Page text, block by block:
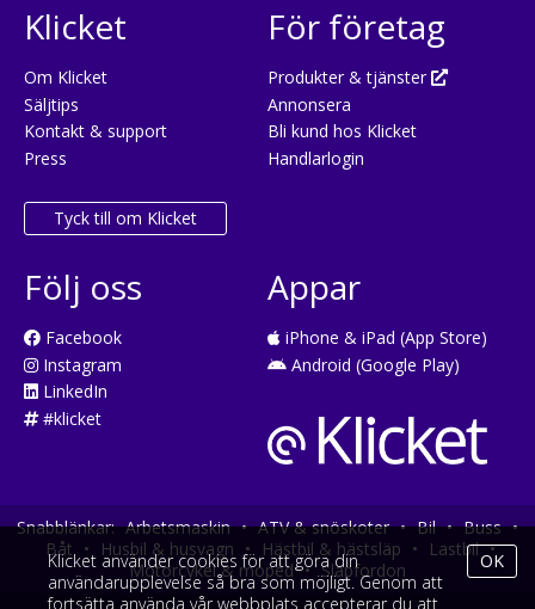
Klicket
Om Klicket
Säljtips
Kontakt & support
Press
Tyck till om Klicket
För företag
Produkter & tjänster
Annonsera
Bli kund hos Klicket
Handlarlogin
Följ oss
Facebook
Instagram
LinkedIn
#klicket
Appar
iPhone & iPad (App Store)
Android (Google Play)
Snabblänkar: Arbetsmaskin • ATV & snöskoter • Bil • Buss •
Båt • Husbil & husvagn • Hästbil & hästsläp • Lastbil •
Motorcykel & moped • Släpfordon
Klicket använder cookies för att göra din
användarupplevelse så bra som möjligt. Genom att
fortsätta använda vår webbplats accepterar du att
OK